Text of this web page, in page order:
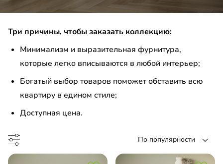
шкаф угловой
Три причины, чтобы заказать коллекцию:
Минимализм и выразительная фурнитура,
которые легко вписываются в любой интерьер;
Богатый выбор товаров поможет обставить всю
квартиру в едином стиле;
Доступная цена.
По популярности